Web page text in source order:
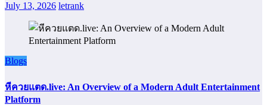
July 13, 2026 letrank
Blogs
หีควยแตด.live: An Overview of a Modern Adult Entertainment
Platform